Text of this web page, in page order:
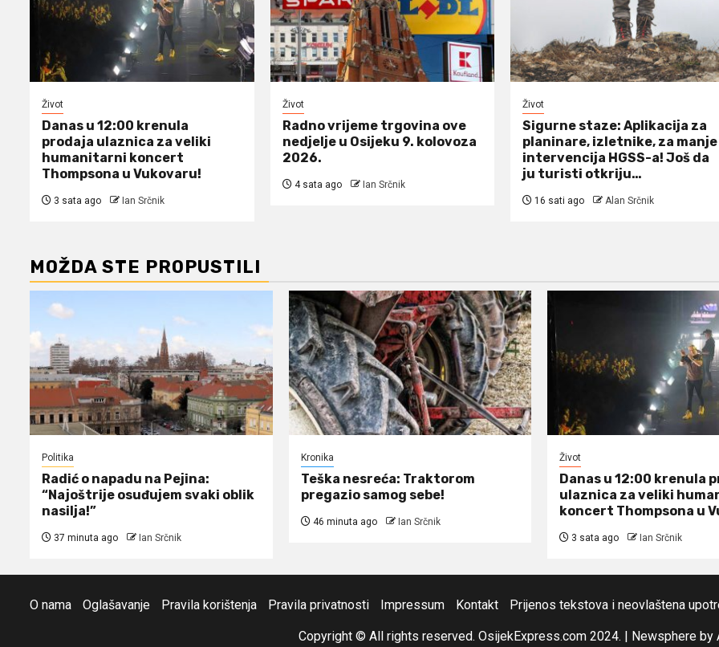
Život
Danas u 12:00 krenula
prodaja ulaznica za veliki
humanitarni koncert
Thompsona u Vukovaru!
3 sata ago Ian Srčnik
Život
Radno vrijeme trgovina ove
nedjelje u Osijeku 9. kolovoza
2026.
4 sata ago Ian Srčnik
Život
Sigurne staze: Aplikacija za
planinare, izletnike, za manje
intervencija HGSS-a! Još da
ju turisti otkriju…
16 sati ago Alan Srčnik
MOŽDA STE PROPUSTILI
Politika
Radić o napadu na Pejina:
“Najoštrije osuđujem svaki oblik
nasilja!”
37 minuta ago Ian Srčnik
Kronika
Teška nesreća: Traktorom
pregazio samog sebe!
46 minuta ago Ian Srčnik
Život
Danas u 12:00 krenula
ulaznica za veliki
koncert Thompsona u
3 sata ago Ian Srčnik
O nama Oglašavanje Pravila korištenja Pravila privatnosti Impressum Kontakt Prijenos tekstova i neovlaštena
Copyright © All rights reserved. OsijekExpress.com 2024. | Newsphere by